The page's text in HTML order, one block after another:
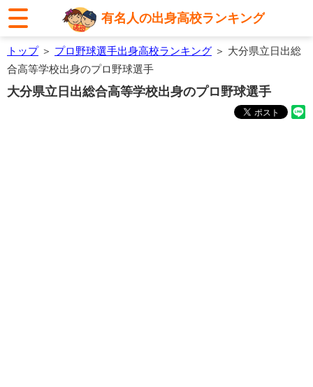
有名人の出身高校ランキング
トップ＞ プロ野球選手出身高校ランキング ＞ 大分県立日出総
合高等学校出身のプロ野球選手
大分県立日出総合高等学校出身のプロ野球選手